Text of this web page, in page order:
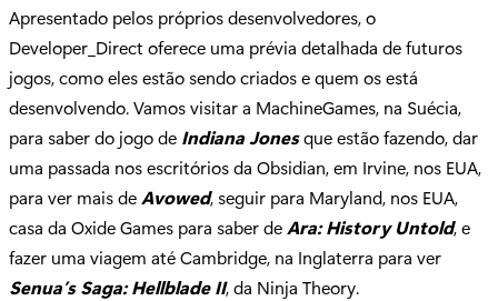
Apresentado pelos próprios desenvolvedores, o
Developer_Direct oferece uma prévia detalhada de futuros
jogos, como eles estão sendo criados e quem os está
desenvolvendo. Vamos visitar a MachineGames, na Suécia,
para saber do jogo de Indiana Jonesque estão fazendo, dar
uma passada nos escritórios da Obsidian, em Irvine, nos EUA,
para ver mais deAvowed, seguir para Maryland, nos EUA,
casa da Oxide Games para saber deAra: History Untold, e
fazer uma viagem até Cambridge, na Inglaterra para ver
Senua’s Saga: Hellblade II, da Ninja Theory.